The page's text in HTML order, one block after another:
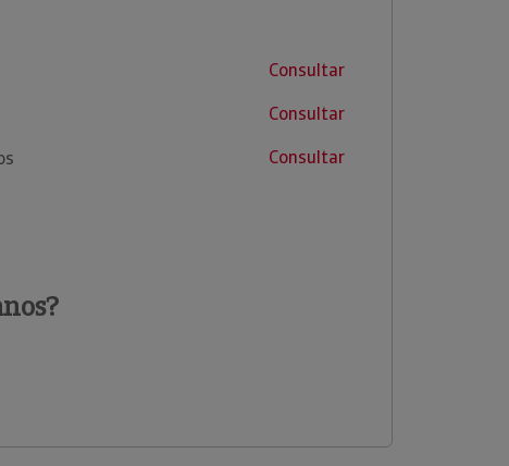
Consultar
Consultar
Consultar